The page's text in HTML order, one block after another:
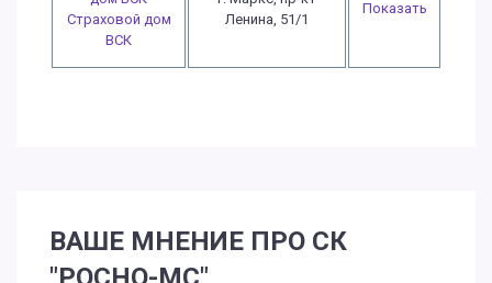
Страховой дом
ВСК
Ленина, 51/1
Показать
ВАШЕ МНЕНИЕ ПРО СК